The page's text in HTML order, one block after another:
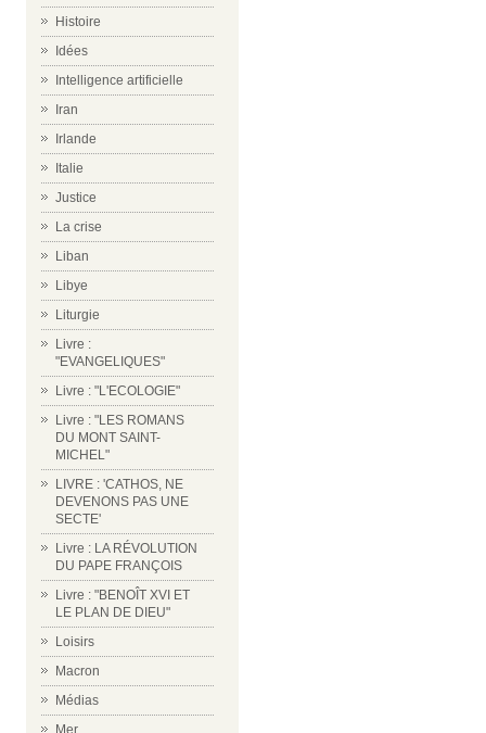
Histoire
Idées
Intelligence artificielle
Iran
Irlande
Italie
Justice
La crise
Liban
Libye
Liturgie
Livre :
"EVANGELIQUES"
Livre : "L'ECOLOGIE"
Livre : "LES ROMANS
DU MONT SAINT-
MICHEL"
LIVRE : 'CATHOS, NE
DEVENONS PAS UNE
SECTE'
Livre : LA RÉVOLUTION
DU PAPE FRANÇOIS
Livre : "BENOÎT XVI ET
LE PLAN DE DIEU"
Loisirs
Macron
Médias
Mer